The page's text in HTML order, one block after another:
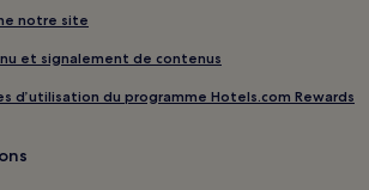
notre site
et signalement de contenus
d’utilisation du programme Hotels.com Rewards